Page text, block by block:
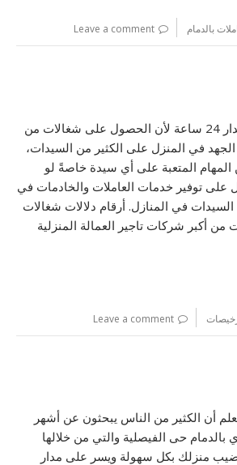
بالدمام Leave a comment
أرقام دلالات شغالات بالدمام نوفرها لكم على مدار 24 ساعة لأن الحصول على شغالات من
الجهد في المنزل على الكثير من السيدات،
المهام المتعبة على أي سيدة خاصةً لو
توفير خدمات العاملات والخادمات في
في المنازل. أرقام دلالات شغالات
أكبر شركات تاجير العمالة المنزلية
Leave a comment
أن الكثير من الناس يبحثون عن أشهر
حى الفيصلية والتي من خلالها
منزلك بكل سهولة ويسر على مدار